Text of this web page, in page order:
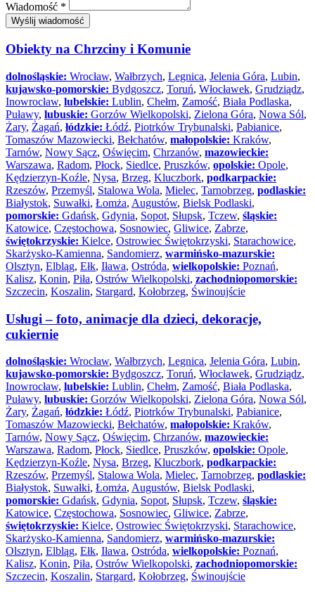
Wiadomość *
Wyślij wiadomość
Obiekty na Chrzciny i Komunie
dolnośląskie: Wrocław, Wałbrzych, Legnica, Jelenia Góra, Lubin,
kujawsko-pomorskie: Bydgoszcz, Toruń, Włocławek, Grudziądz,
Inowrocław, lubelskie: Lublin, Chełm, Zamość, Biała Podlaska,
Puławy, lubuskie: Gorzów Wielkopolski, Zielona Góra, Nowa Sól,
Żary, Żagań, łódzkie: Łódź, Piotrków Trybunalski, Pabianice,
Tomaszów Mazowiecki, Bełchatów, małopolskie: Kraków,
Tarnów, Nowy Sącz, Oświęcim, Chrzanów, mazowieckie:
Warszawa, Radom, Płock, Siedlce, Pruszków, opolskie: Opole,
Kędzierzyn-Koźle, Nysa, Brzeg, Kluczbork, podkarpackie:
Rzeszów, Przemyśl, Stalowa Wola, Mielec, Tarnobrzeg, podlaskie:
Białystok, Suwałki, Łomża, Augustów, Bielsk Podlaski,
pomorskie: Gdańsk, Gdynia, Sopot, Słupsk, Tczew, śląskie:
Katowice, Częstochowa, Sosnowiec, Gliwice, Zabrze,
świętokrzyskie: Kielce, Ostrowiec Świętokrzyski, Starachowice,
Skarżysko-Kamienna, Sandomierz, warmińsko-mazurskie:
Olsztyn, Elbląg, Ełk, Iława, Ostróda, wielkopolskie: Poznań,
Kalisz, Konin, Piła, Ostrów Wielkopolski, zachodniopomorskie:
Szczecin, Koszalin, Stargard, Kołobrzeg, Świnoujście
Usługi – foto, animacje dla dzieci, dekoracje,
cukiernie
dolnośląskie: Wrocław, Wałbrzych, Legnica, Jelenia Góra, Lubin,
kujawsko-pomorskie: Bydgoszcz, Toruń, Włocławek, Grudziądz,
Inowrocław, lubelskie: Lublin, Chełm, Zamość, Biała Podlaska,
Puławy, lubuskie: Gorzów Wielkopolski, Zielona Góra, Nowa Sól,
Żary, Żagań, łódzkie: Łódź, Piotrków Trybunalski, Pabianice,
Tomaszów Mazowiecki, Bełchatów, małopolskie: Kraków,
Tarnów, Nowy Sącz, Oświęcim, Chrzanów, mazowieckie:
Warszawa, Radom, Płock, Siedlce, Pruszków, opolskie: Opole,
Kędzierzyn-Koźle, Nysa, Brzeg, Kluczbork, podkarpackie:
Rzeszów, Przemyśl, Stalowa Wola, Mielec, Tarnobrzeg, podlaskie:
Białystok, Suwałki, Łomża, Augustów, Bielsk Podlaski,
pomorskie: Gdańsk, Gdynia, Sopot, Słupsk, Tczew, śląskie:
Katowice, Częstochowa, Sosnowiec, Gliwice, Zabrze,
świętokrzyskie: Kielce, Ostrowiec Świętokrzyski, Starachowice,
Skarżysko-Kamienna, Sandomierz, warmińsko-mazurskie:
Olsztyn, Elbląg, Ełk, Iława, Ostróda, wielkopolskie: Poznań,
Kalisz, Konin, Piła, Ostrów Wielkopolski, zachodniopomorskie:
Szczecin, Koszalin, Stargard, Kołobrzeg, Świnoujście